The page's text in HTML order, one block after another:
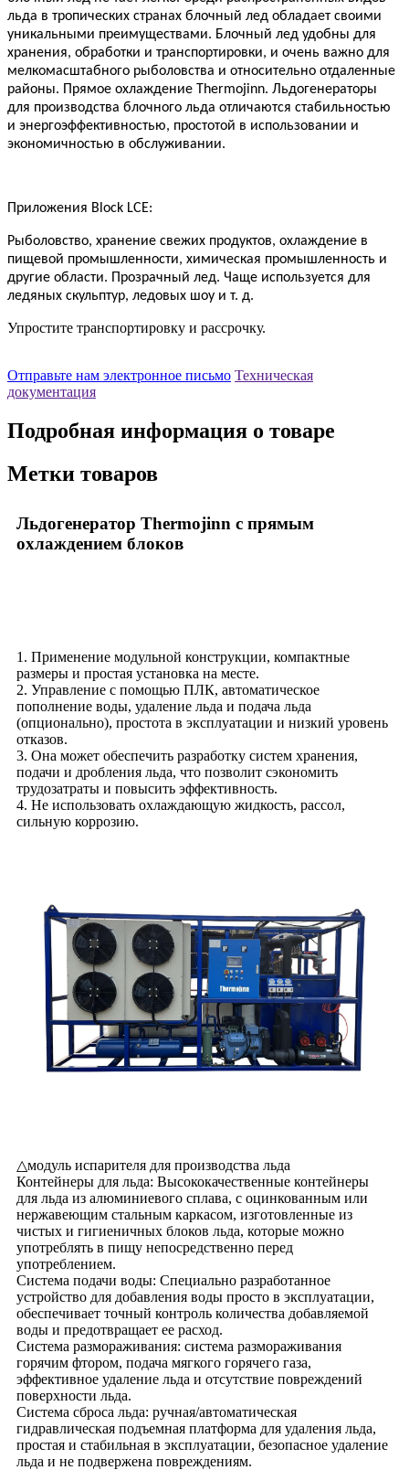
льда в тропических странах блочный лед обладает своими
уникальными преимуществами. Блочный лед удобны для
хранения, обработки и транспортировки, и очень важно для
мелкомасштабного рыболовства и относительно отдаленные
районы. Прямое охлаждение Thermojinn. Льдогенераторы
для производства блочного льда отличаются стабильностью
и энергоэффективностью, простотой в использовании и
экономичностью в обслуживании.
Приложения Block LCE:
Рыболовство, хранение свежих продуктов, охлаждение в
пищевой промышленности, химическая промышленность и
другие области. Прозрачный лед. Чаще используется для
ледяных скульптур, ледовых шоу и т. д.
Упростите транспортировку и рассрочку.
Отправьте нам электронное письмо Техническая
документация
Подробная информация о товаре
Метки товаров
Льдогенератор Thermojinn с прямым
охлаждением блоков
1. Применение модульной конструкции, компактные
размеры и простая установка на месте.
2. Управление с помощью ПЛК, автоматическое
пополнение воды, удаление льда и подача льда
(опционально), простота в эксплуатации и низкий уровень
отказов.
3. Она может обеспечить разработку систем хранения,
подачи и дробления льда, что позволит сэкономить
трудозатраты и повысить эффективность.
4. Не использовать охлаждающую жидкость, рассол,
сильную коррозию.
△модуль испарителя для производства льда
Контейнеры для льда: Высококачественные контейнеры
для льда из алюминиевого сплава, с оцинкованным или
нержавеющим стальным каркасом, изготовленные из
чистых и гигиеничных блоков льда, которые можно
употреблять в пищу непосредственно перед
употреблением.
Система подачи воды: Специально разработанное
устройство для добавления воды просто в эксплуатации,
обеспечивает точный контроль количества добавляемой
воды и предотвращает ее расход.
Система размораживания: система размораживания
горячим фтором, подача мягкого горячего газа,
эффективное удаление льда и отсутствие повреждений
поверхности льда.
Система сброса льда: ручная/автоматическая
гидравлическая подъемная платформа для удаления льда,
простая и стабильная в эксплуатации, безопасное удаление
льда и не подвержена повреждениям.